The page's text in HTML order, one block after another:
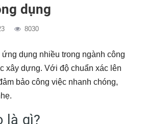
dụng
8030
dụng nhiều trong ngành công
xây dựng. Với độ chuẩn xác lên
bảo công việc nhanh chóng,
là gì?